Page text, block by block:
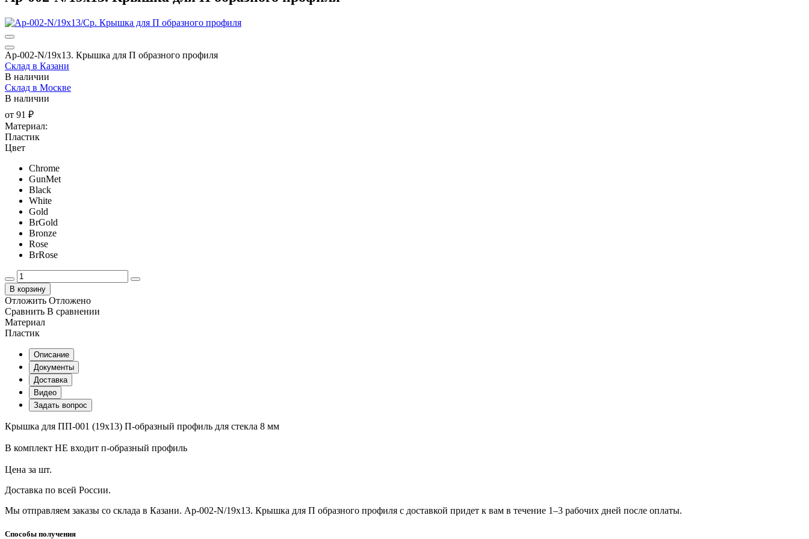
Ap-002-N/19х13. Крышка для П образного профиля
Склад в Казани
В наличии
Склад в Москве
В наличии
от 91 ₽
Материал:
Пластик
Цвет
Chrome
GunMet
Black
White
Gold
BrGold
Bronze
Rose
BrRose
В корзину
Отложить Отложено
Сравнить В сравнении
Материал
Пластик
Описание
Документы
Доставка
Видео
Задать вопрос
Крышка для ПП-001 (19х13) П-образный профиль для стекла 8 мм
В комплект НЕ входит п-образный профиль
Цена за шт.
Доставка по всей России.
Мы отправляем заказы со склада в Казани. Ap-002-N/19х13. Крышка для П образного профиля с доставкой придет к вам в течение 1–3 рабочих дней после оплаты.
Способы получения